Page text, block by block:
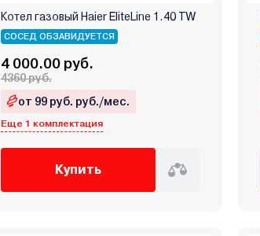
Котел газовый Haier EliteLine 1.40 TW
СОСЕД ОБЗАВИДУЕТСЯ
4 000.00 руб.
4360 руб.
от 99 руб. руб./мес.
Еще 1 комплектация
Купить